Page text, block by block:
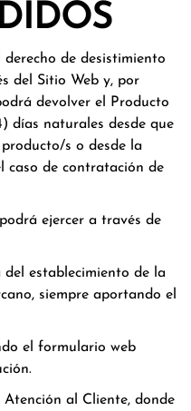
de desistimiento
del Sitio Web y, por
devolver el Producto
días naturales desde que
s o desde la
caso de contratación de
ejercer a través de
establecimiento de la
siempre aportando el
el formulario web
al Cliente, donde